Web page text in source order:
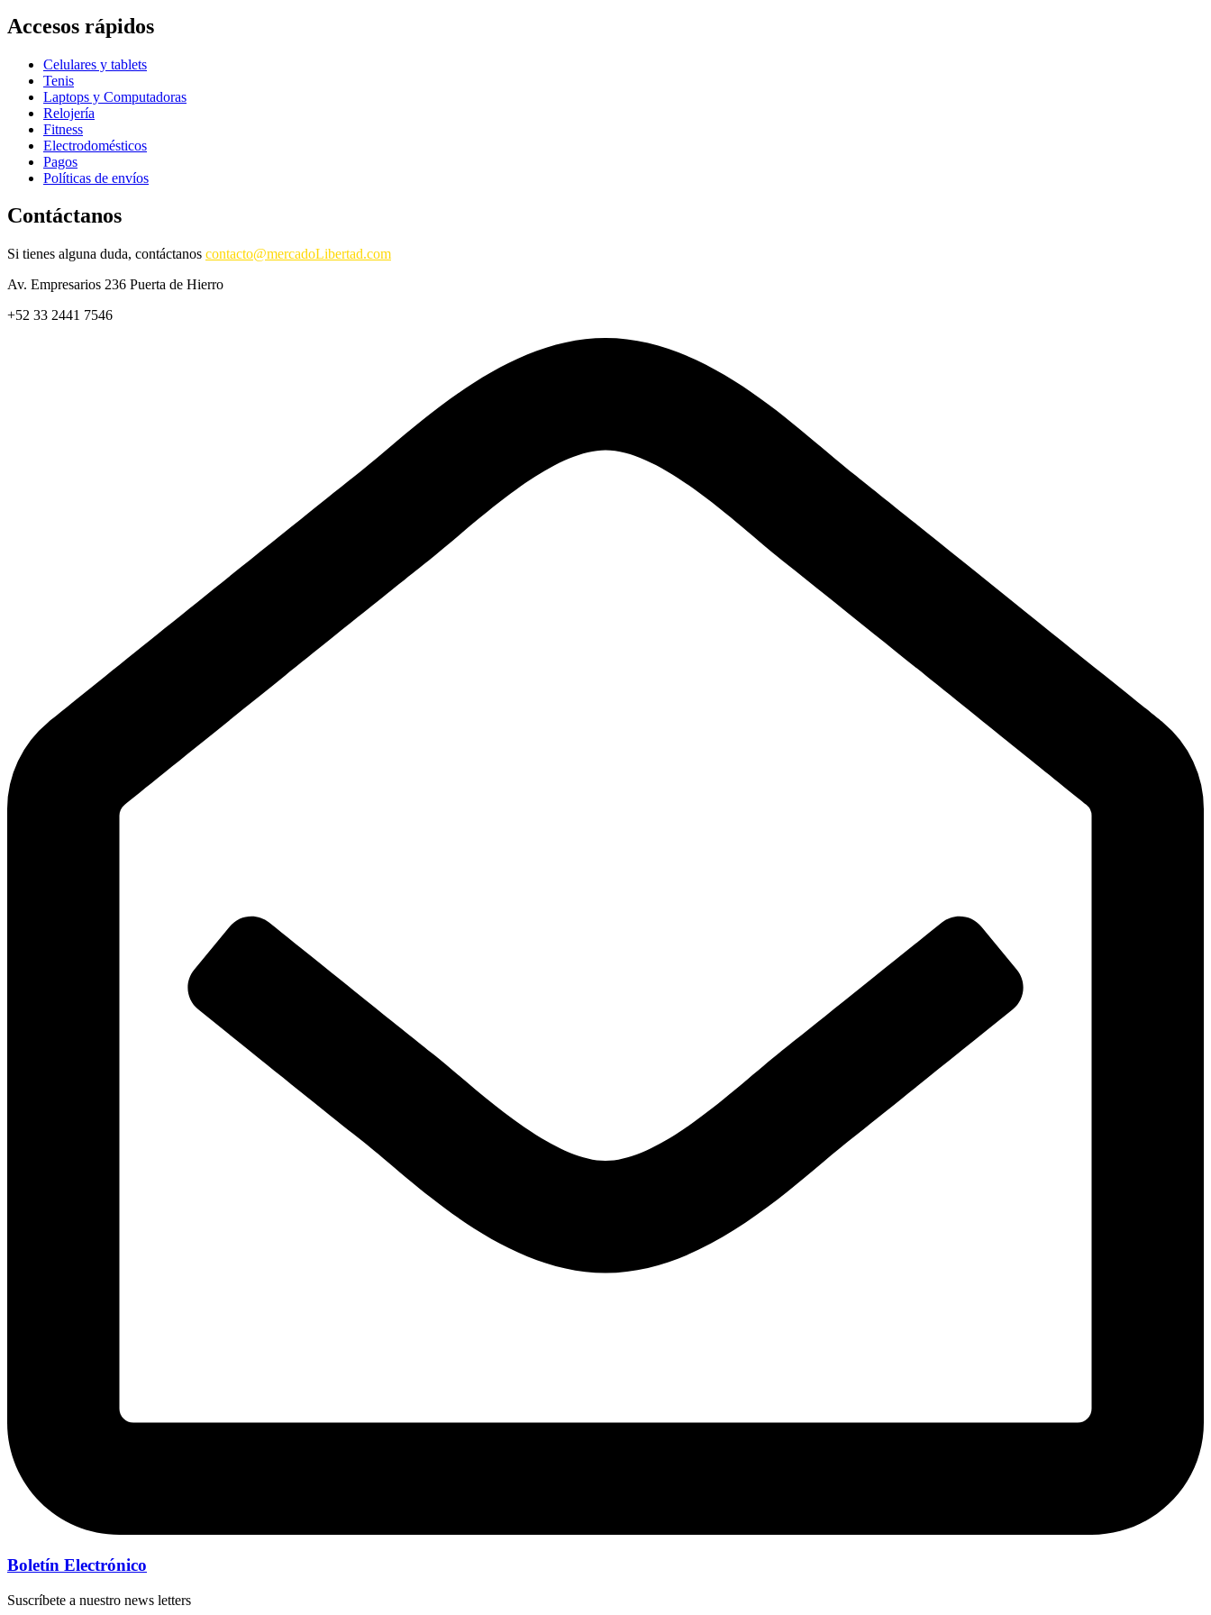
Accesos rápidos
Celulares y tablets
Tenis
Laptops y Computadoras
Relojería
Fitness
Electrodomésticos
Pagos
Políticas de envíos
Contáctanos
Si tienes alguna duda, contáctanos contacto@mercadoLibertad.com
Av. Empresarios 236 Puerta de Hierro
+52 33 2441 7546
Boletín Electrónico
Suscríbete a nuestro news letters